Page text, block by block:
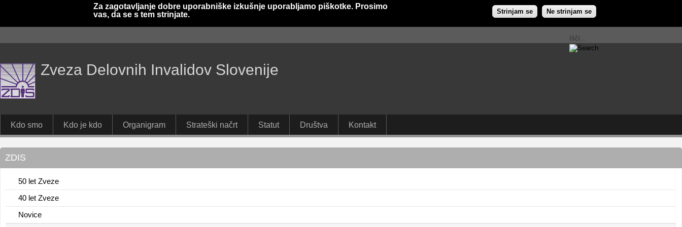
Za zagotavljanje dobre uporabniške izkušnje uporabljamo piškotke. Prosimo
vas, da se s tem strinjate.
Strinjam se Ne strinjam se
Zveza Delovnih Invalidov Slovenije
Kdo smo Kdo je kdo Organigram Strateški načrt Statut Društva Kontakt
ZDIS
50 let Zveze
40 let Zveze
Novice